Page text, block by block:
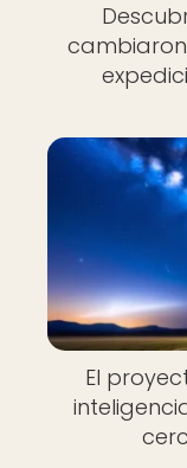
cambiaron
El